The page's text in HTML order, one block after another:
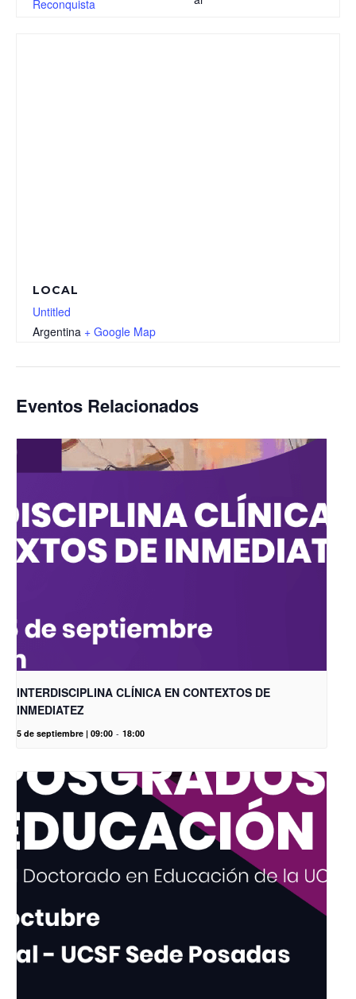
Reconquista
LOCAL
Untitled
Argentina + Google Map
Eventos Relacionados
INTERDISCIPLINA CLÍNICA EN CONTEXTOS DE
INMEDIATEZ
5 de septiembre | 09:00 - 18:00